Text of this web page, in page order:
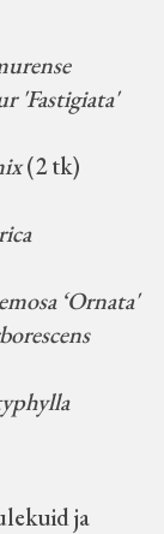
'Fastigiata'
(2 tk)
‘Ornata'
ja